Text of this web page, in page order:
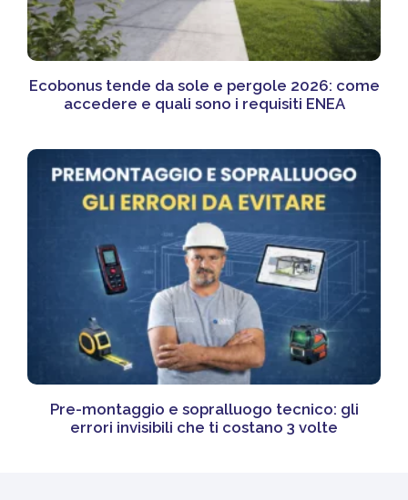
Ecobonus tende da sole e pergole 2026: come
accedere e quali sono i requisiti ENEA
Pre-montaggio e sopralluogo tecnico: gli
errori invisibili che ti costano 3 volte